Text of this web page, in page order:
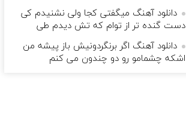
دانلود آهنگ میگفتی کجا ولی نشنیدم کی
دست گنده تر از توام که تش دیدم طی
دانلود آهنگ اگر برنگردونیش باز پیشه من
اشکه چشمامو رو دو چندون می کنم